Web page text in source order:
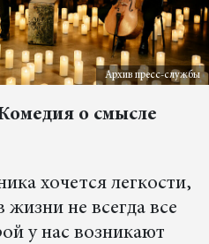
Архив пресс-службы
о смысле
хочется легкости,
жизни не всегда все
у нас возникают